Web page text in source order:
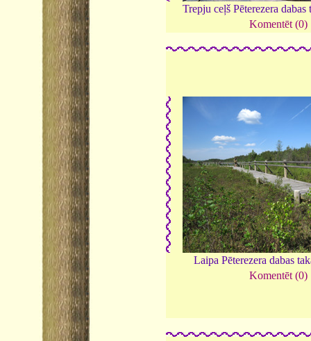
Trepju ceļš Pēterezera
Komentēt (0)
Laipa Pēterezera dabas
Komentēt (0)